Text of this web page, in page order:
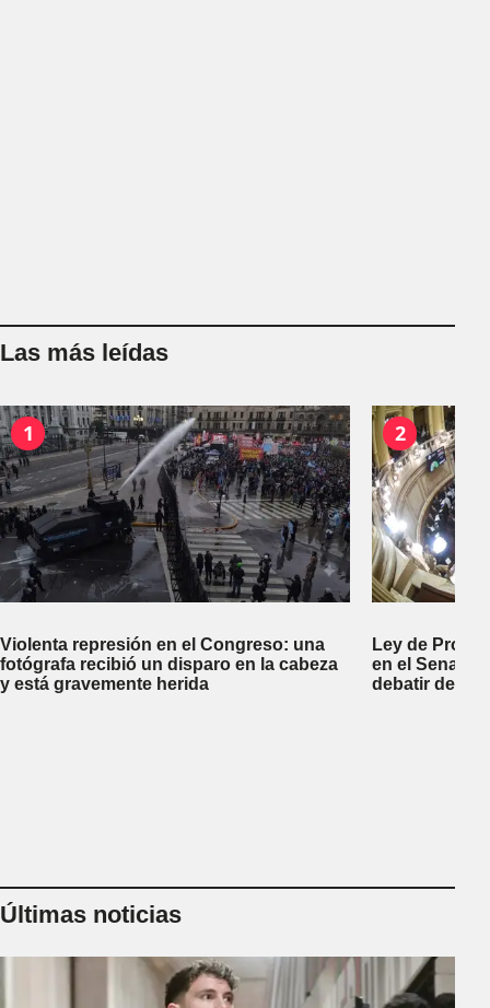
Las más leídas
1
Violenta represión en el Congreso: una
fotógrafa recibió un disparo en la cabeza
y está gravemente herida
2
Ley de
en el Senado
debatir
Últimas noticias